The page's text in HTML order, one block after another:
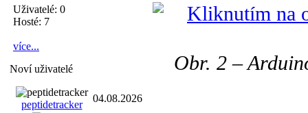
Uživatelé: 0
Hosté: 7
více...
Noví uživatelé
peptidetracker
04.08.2026
Obr. 2 –